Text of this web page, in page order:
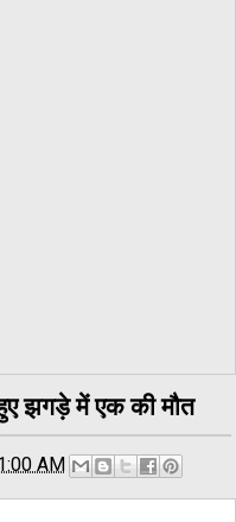
झगड़े में एक की मौत
AM